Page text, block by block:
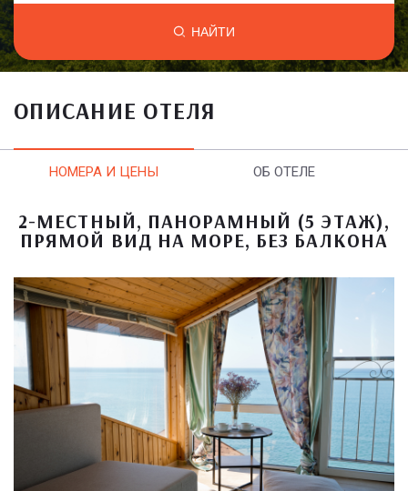
НАЙТИ
ОПИСАНИЕ ОТЕЛЯ
НОМЕРА И ЦЕНЫ ОБ ОТЕЛЕ
2-МЕСТНЫЙ, ПАНОРАМНЫЙ (5 ЭТАЖ),
ПРЯМОЙ ВИД НА МОРЕ, БЕЗ БАЛКОНА